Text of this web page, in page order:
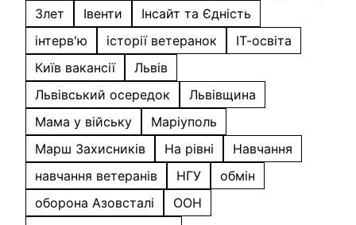
Злет
Івенти
Інсайт та Єдність
інтерв'ю
історії ветеранок
ІТ-освіта
Київ вакансії
Львів
Львівський осередок
Львівщина
Мама у війську
Маріуполь
Марш Захисників
На рівні
Навчання
навчання ветеранів
НГУ
обмін
оборона Азовсталі
ООН